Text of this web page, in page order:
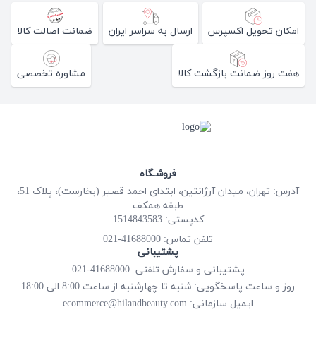
امکان تحویل اکسپرس ارسال به سراسر ایران ضمانت اصالت کالا
هفت روز ضمانت بازگشت کالا مشاوره تخصصی
فروشـگاه
آدرس: تهران، میدان آرژانتین، ابتدای احمد قصیر (بخارست)، پلاک 51،
طبقه همکف
کدپستی: 1514843583
تلفن تماس: 41688000-021
پشتیبانی
پشتیبانی و سفارش تلفنی: 41688000-021
روز و ساعت پاسخگویی: شنبه تا چهارشنبه از ساعت 8:00 الی 18:00
ایمیل سازمانی: ecommerce@hilandbeauty.com